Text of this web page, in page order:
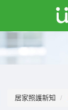
居家照護新知